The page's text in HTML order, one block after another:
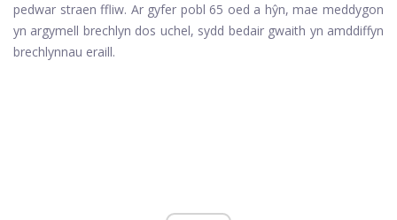
pedwar straen ffliw. Ar gyfer pobl 65 oed a hŷn, mae meddygon
yn argymell brechlyn dos uchel, sydd bedair gwaith yn amddiffyn
brechlynnau eraill.